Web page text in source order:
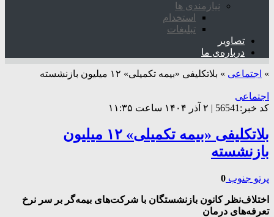
نیازمندی ها
استخدام
تبلیغات
تصاویر
درباره‌ی ما
» اجتماعی » بلاتکلیفی «بیمه تکمیلی» ۱۲ میلیون بازنشسته
اجتماعی
کد خبر:56541 | ۲ آذر ۱۴۰۴ ساعت ۱۱:۳۵
بلاتکلیفی «بیمه تکمیلی» ۱۲ میلیون
بازنشسته
پرتو جنوب 0
اختلاف‌نظر کانون بازنشستگان با شرکت‌های بیمه‌گر بر سر نرخ
تعرفه‌های درمان